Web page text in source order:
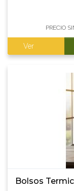
PRECIO
Ver
Bolsos